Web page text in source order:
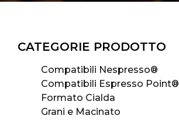
CATEGORIE PRODOTTO
Compatibili Nespresso®
Compatibili Espresso Point®
Formato Cialda
Grani e Macinato